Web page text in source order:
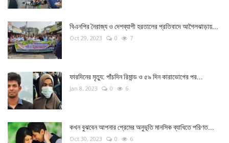
স্বাস্থ্য
ইউটিউব
Language
English BN
বিএনপির নৈরাজ্য ও দেশব্যাপী হরতালের প্রতিবাদে আগৈলঝাড়ায়...
Oct 29, 2023 0 7
ফারদিনের মৃত্যু: পাঁচদিন রিমান্ড ও ৫৯ দিন কারাভোগের পর...
Jan 8, 2023 0 6
কখন বুঝবেন আপনার প্রেমের অনুভূতি মানসিক ব্যাধিতে পরিণত...
Oct 30, 2023 0 6